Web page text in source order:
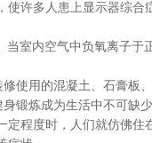
使许多人患上显示器综
当室内空气中负氧离子于
使用的混凝土、石膏板
锻炼成为生活中不可缺
定程度时，人们就仿佛